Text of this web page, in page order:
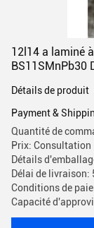
12l14 a laminé
BS11SMnPb30
Détails de produit
Payment &
Quantité de
Prix: Consultation
Détails
Délai de
Conditions de
Capacité